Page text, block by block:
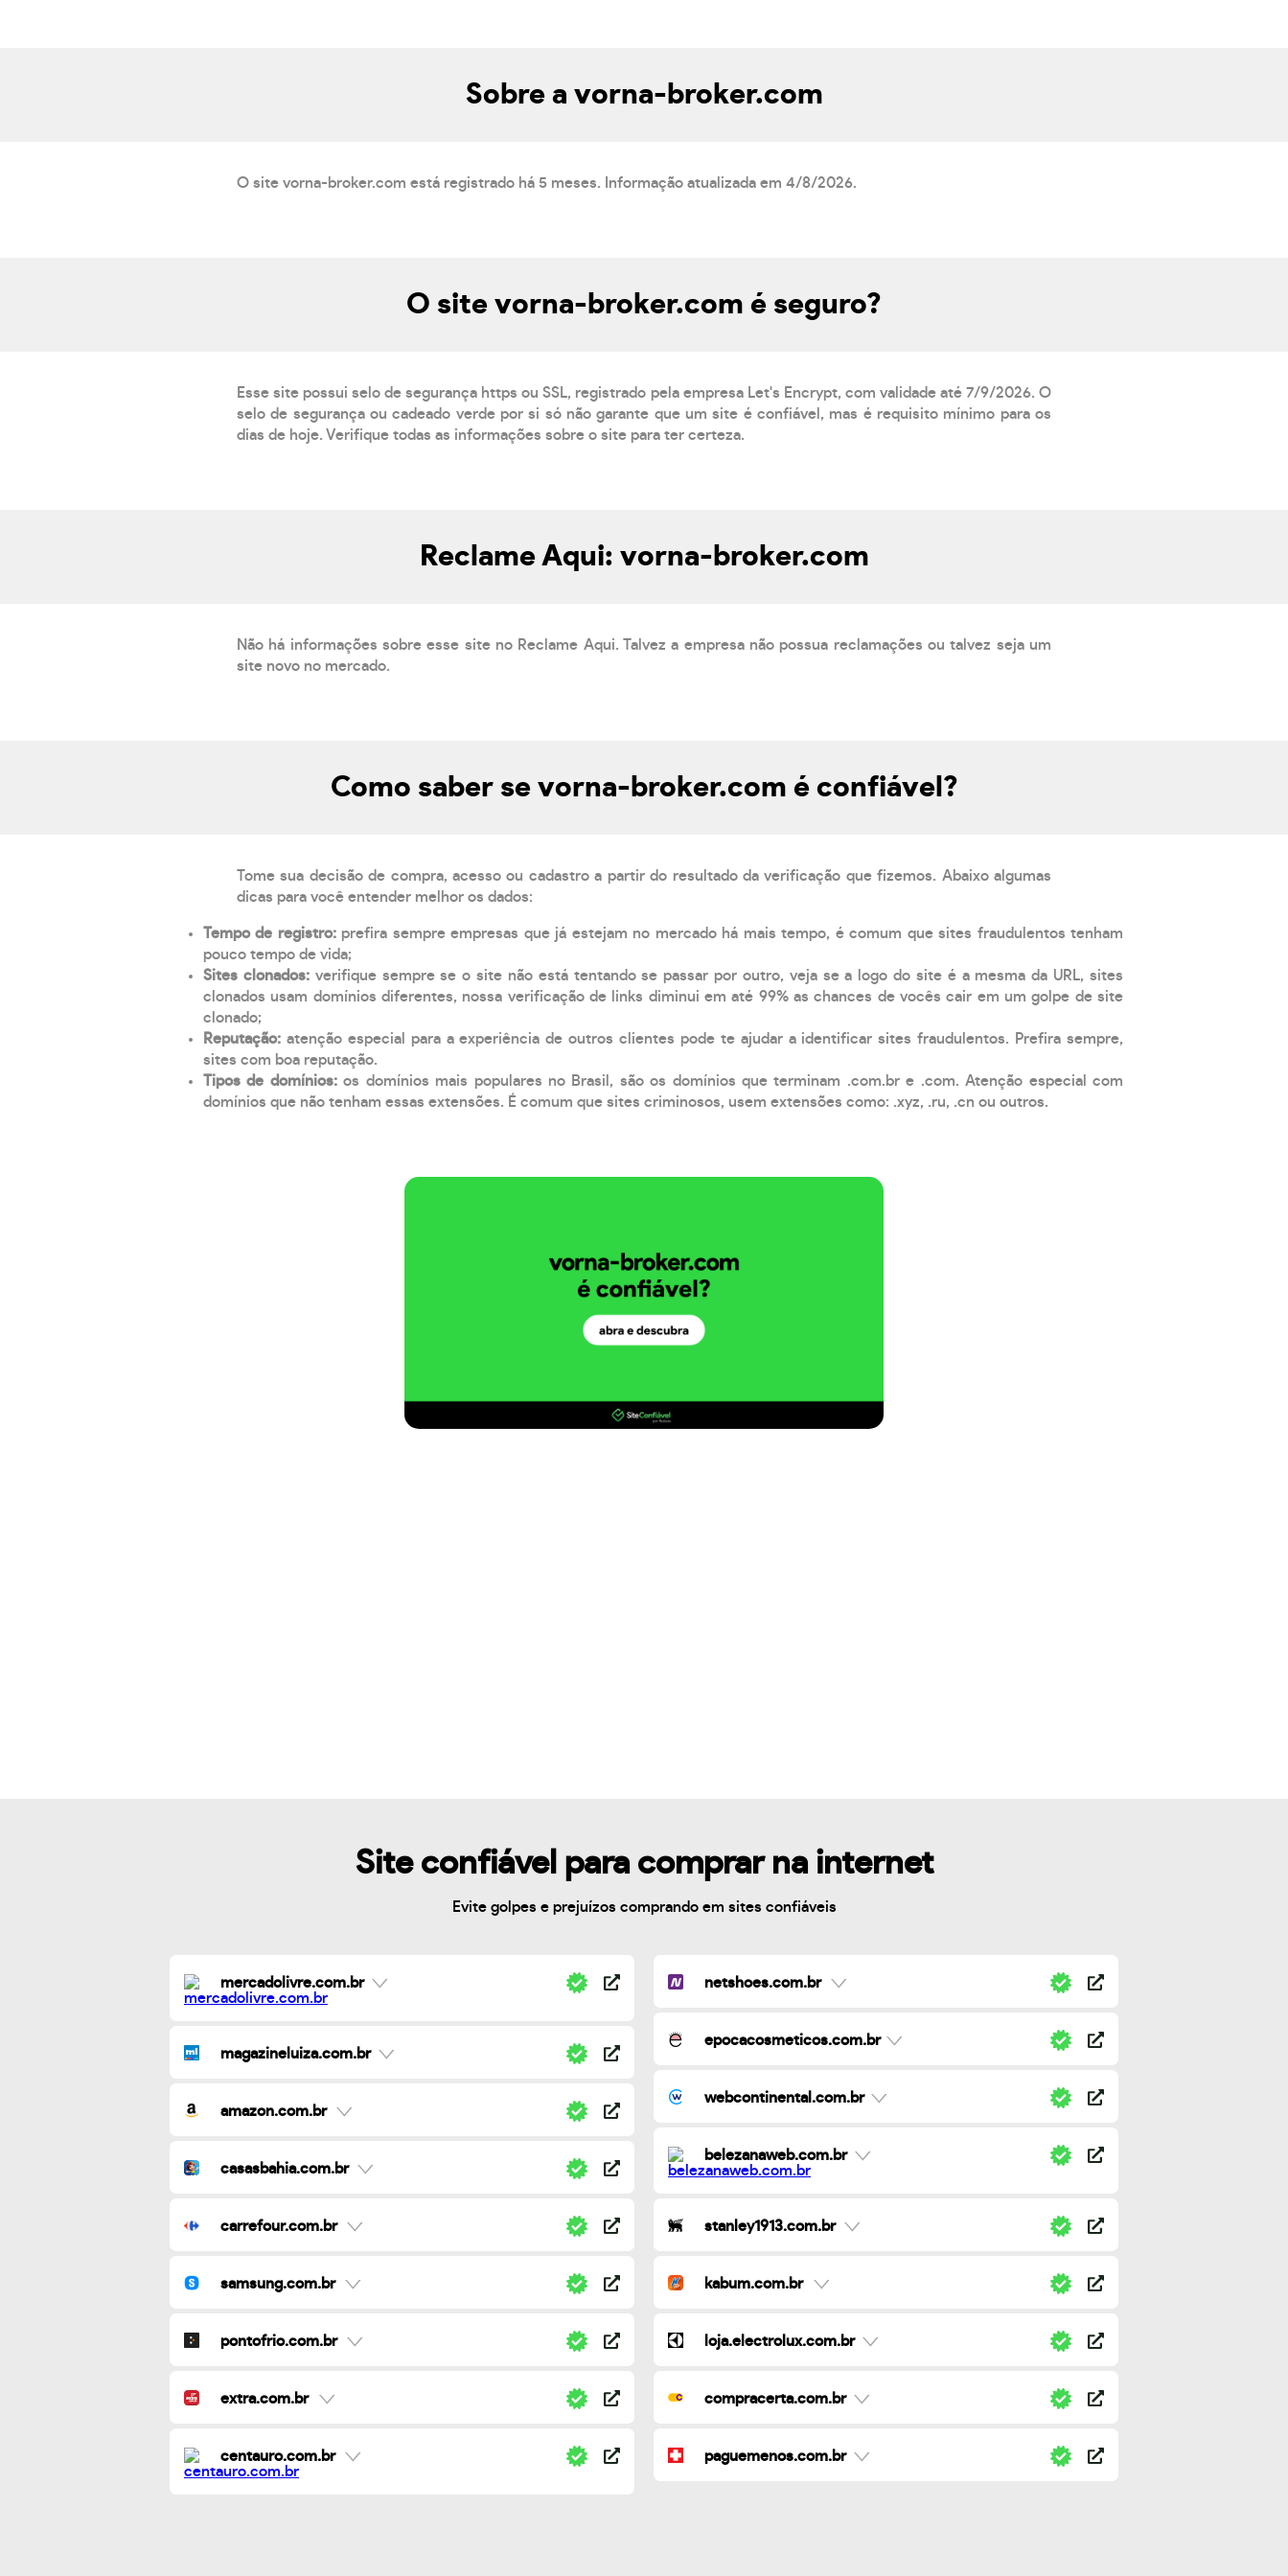
Sobre a vorna-broker.com
O site vorna-broker.com está registrado há 5 meses. Informação atualizada em 4/8/2026.
O site vorna-broker.com é seguro?
Esse site possui selo de segurança https ou SSL, registrado pela empresa Let's Encrypt, com validade até 7/9/2026. O
selo de segurança ou cadeado verde por si só não garante que um site é confiável, mas é requisito mínimo para os
dias de hoje. Verifique todas as informações sobre o site para ter certeza.
Reclame Aqui: vorna-broker.com
Não há informações sobre esse site no Reclame Aqui. Talvez a empresa não possua reclamações ou talvez seja um
site novo no mercado.
Como saber se vorna-broker.com é confiável?
Tome sua decisão de compra, acesso ou cadastro a partir do resultado da verificação que fizemos. Abaixo algumas
dicas para você entender melhor os dados:
Tempo de registro: prefira sempre empresas que já estejam no mercado há mais tempo, é comum que sites fraudulentos tenham
pouco tempo de vida;
Sites clonados: verifique sempre se o site não está tentando se passar por outro, veja se a logo do site é a mesma da URL, sites
clonados usam domínios diferentes, nossa verificação de links diminui em até 99% as chances de vocês cair em um golpe de site
clonado;
Reputação: atenção especial para a experiência de outros clientes pode te ajudar a identificar sites fraudulentos. Prefira sempre,
sites com boa reputação.
Tipos de domínios:os domínios mais populares no Brasil, são os domínios que terminam .com.br e .com. Atenção especial com
domínios que não tenham essas extensões. É comum que sites criminosos, usem extensões como: .xyz, .ru, .cn ou outros.
Site confiável para comprar na internet
Evite golpes e prejuízos comprando em sites confiáveis
mercadolivre.com.br
magazineluiza.com.br
amazon.com.br
casasbahia.com.br
carrefour.com.br
samsung.com.br
pontofrio.com.br
extra.com.br
centauro.com.br
netshoes.com.br
epocacosmeticos.com.br
webcontinental.com.br
belezanaweb.com.br
stanley1913.com.br
kabum.com.br
loja.electrolux.com.br
compracerta.com.br
paguemenos.com.br